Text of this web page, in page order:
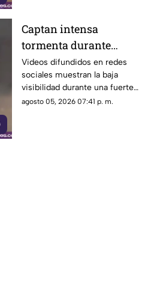
Captan intensa
tormenta durante
recorrido del Cablebús
en CDMX
Videos difundidos en redes
sociales muestran la baja
visibilidad durante una fuerte
lluvia registrada en la Ciudad
agosto 05, 2026 07:41 p. m.